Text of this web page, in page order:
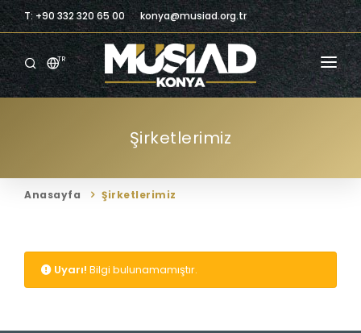
T: +90 332 320 65 00 konya@musiad.org.tr
TR
ANASAYFA
BILGI MERKEZI
Şirketlerimiz
Anasayfa Şirketlerimiz
Uyarı! Bilgi bulunamamıştır.